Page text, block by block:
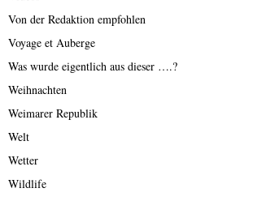
Von der Redaktion empfohlen
Voyage et Auberge
Was wurde eigentlich aus dieser ….?
Weihnachten
Weimarer Republik
Welt
Wetter
Wildlife